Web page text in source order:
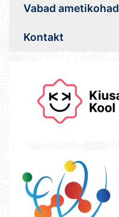
Vabad ametikohad
Kontakt